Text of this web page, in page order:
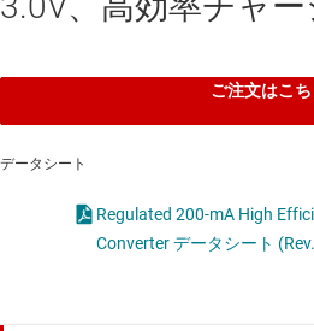
ご注文はこち
データシート
Regulated 200-mA High
Converter データシート